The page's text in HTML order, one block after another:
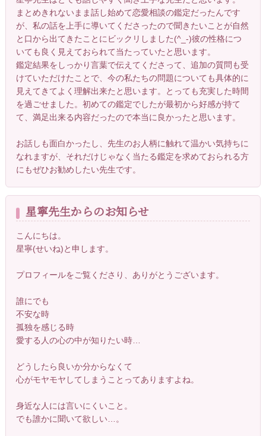
まとめきれないまま話し始めて恋愛相談の鑑定だったんです
が、私の話を上手に導いてくださったので聞きたいことが自然
と口から出てきたことにビックリしました(^_-)彼の性格につ
いても良く見えておられて当たっていたと思います。
鑑定結果をしっかり言葉で伝えてくださって、追加の質問も受
けていただけたことで、今の私たちの問題についても具体的に
見えてきてよく理解出来たと思います。とっても充実した時間
を過ごせました。初めての鑑定でしたが最初から好感が持て
て、満足出来る内容だったので本当に良かったと思います。
お話しも面白かったし、先生のお人柄に触れて温かい気持ちに
なれますが、それだけじゃなく当たる鑑定を求めておられる方
にもぜひお勧めしたい先生です。
星寧先生からのお知らせ
こんにちは。
星寧(せいね)と申します。
プロフィールをご覧くださり、ありがとうございます。
誰にでも
不安な時
孤独を感じる時
愛する人の心の中が知りたい時…
どうしたら良いか分からなくて
心がモヤモヤしてしまうことってありますよね。
身近な人には言いにくいこと。
でも誰かに聞いて欲しい…。